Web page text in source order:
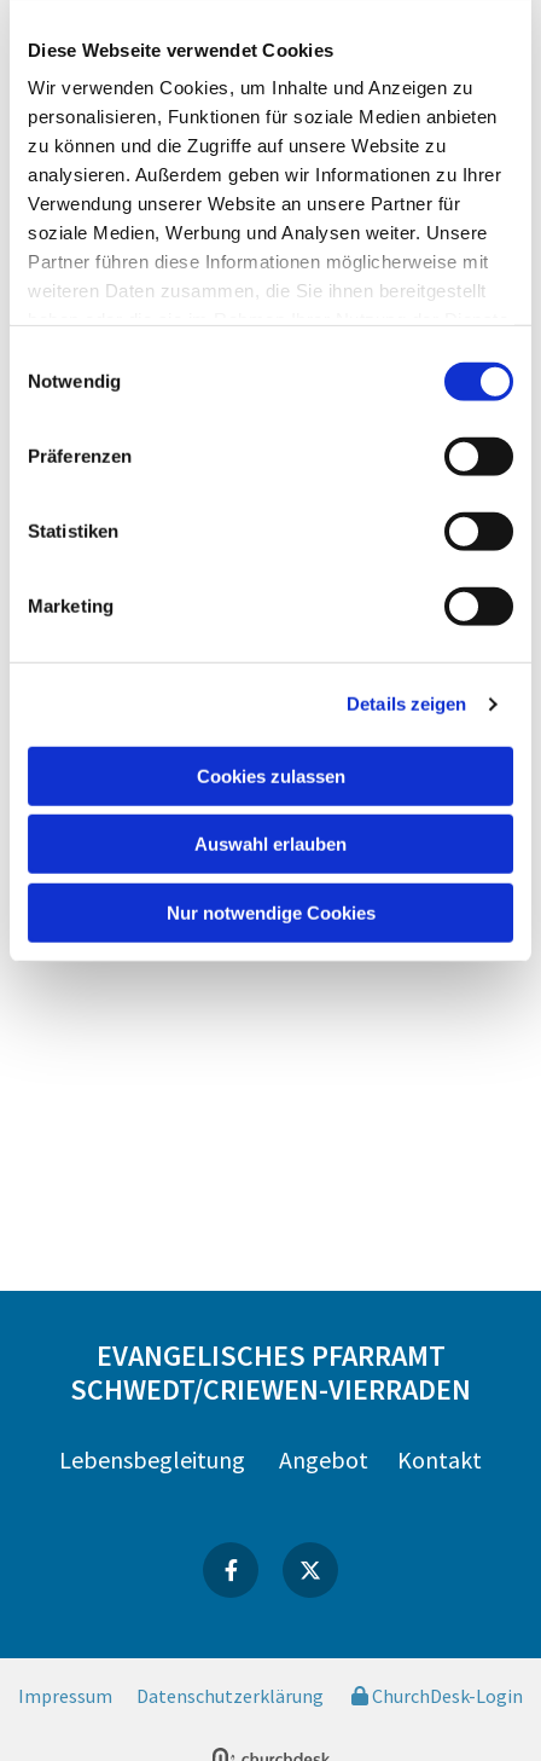
Diese Webseite verwendet Cookies
Wir verwenden Cookies, um Inhalte und Anzeigen zu
personalisieren, Funktionen für soziale Medien anbieten
zu können und die Zugriffe auf unsere Website zu
analysieren. Außerdem geben wir Informationen zu Ihrer
Verwendung unserer Website an unsere Partner für
soziale Medien, Werbung und Analysen weiter. Unsere
Partner führen diese Informationen möglicherweise mit
weiteren Daten zusammen, die Sie ihnen bereitgestellt
Notwendig
Präferenzen
Statistiken
Marketing
Details zeigen
Cookies zulassen
Auswahl erlauben
Nur notwendige Cookies
Dies könnte Sie auch
EVANGELISCHES PFARRAMT
SCHWEDT/CRIEWEN-VIERRADEN
Lebensbegleitung Angebot Kontakt
Impressum Datenschutzerklärung ChurchDesk-Login